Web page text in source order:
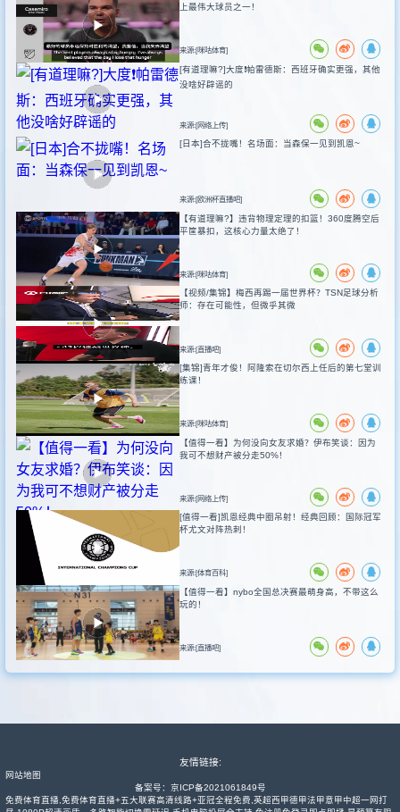
上最伟大球员之一！
来源:[咪咕体育]
[有道理嘛?]大度❗️帕雷德斯：西班牙确实更强，其他
没啥好辟谣的
来源:[网络上传]
[日本]合不拢嘴！名场面：当森保一见到凯恩~
来源:[欧洲杯直播吧]
【有道理嘛?】违背物理定理的扣篮！360度腾空后
平筐暴扣，这核心力量太绝了！
来源:[咪咕体育]
【视频/集锦】梅西再踢一届世界杯？TSN足球分析
师：存在可能性，但微乎其微
来源:[直播吧]
[集锦]青年才俊！阿隆索在切尔西上任后的第七堂训
练课！
来源:[咪咕体育]
【值得一看】为何没向女友求婚？伊布笑谈：因为
我可不想财产被分走50%！
来源:[网络上传]
[值得一看]凯恩经典中圈吊射！经典回顾：国际冠军
杯尤文对阵热刺！
来源:[体育百科]
【值得一看】nybo全国总决赛最萌身高，不带这么
玩的！
来源:[直播吧]
友情链接:
网站地图
备案号： 京ICP备2021061849号
免费体育直播,免费体育直播+五大联赛高清线路+亚冠全程免费,英超西甲德甲法甲意甲中超一网打